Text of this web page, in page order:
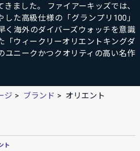
ました。 ファイアーキッズでは、
た高級仕様の「グランプリ100」
く海外のダイバーズウォッチを意識
「ウィークリーオリエントキングダ
ユニークかつクオリティの高い名作
ジ ブランド オリエント
ト